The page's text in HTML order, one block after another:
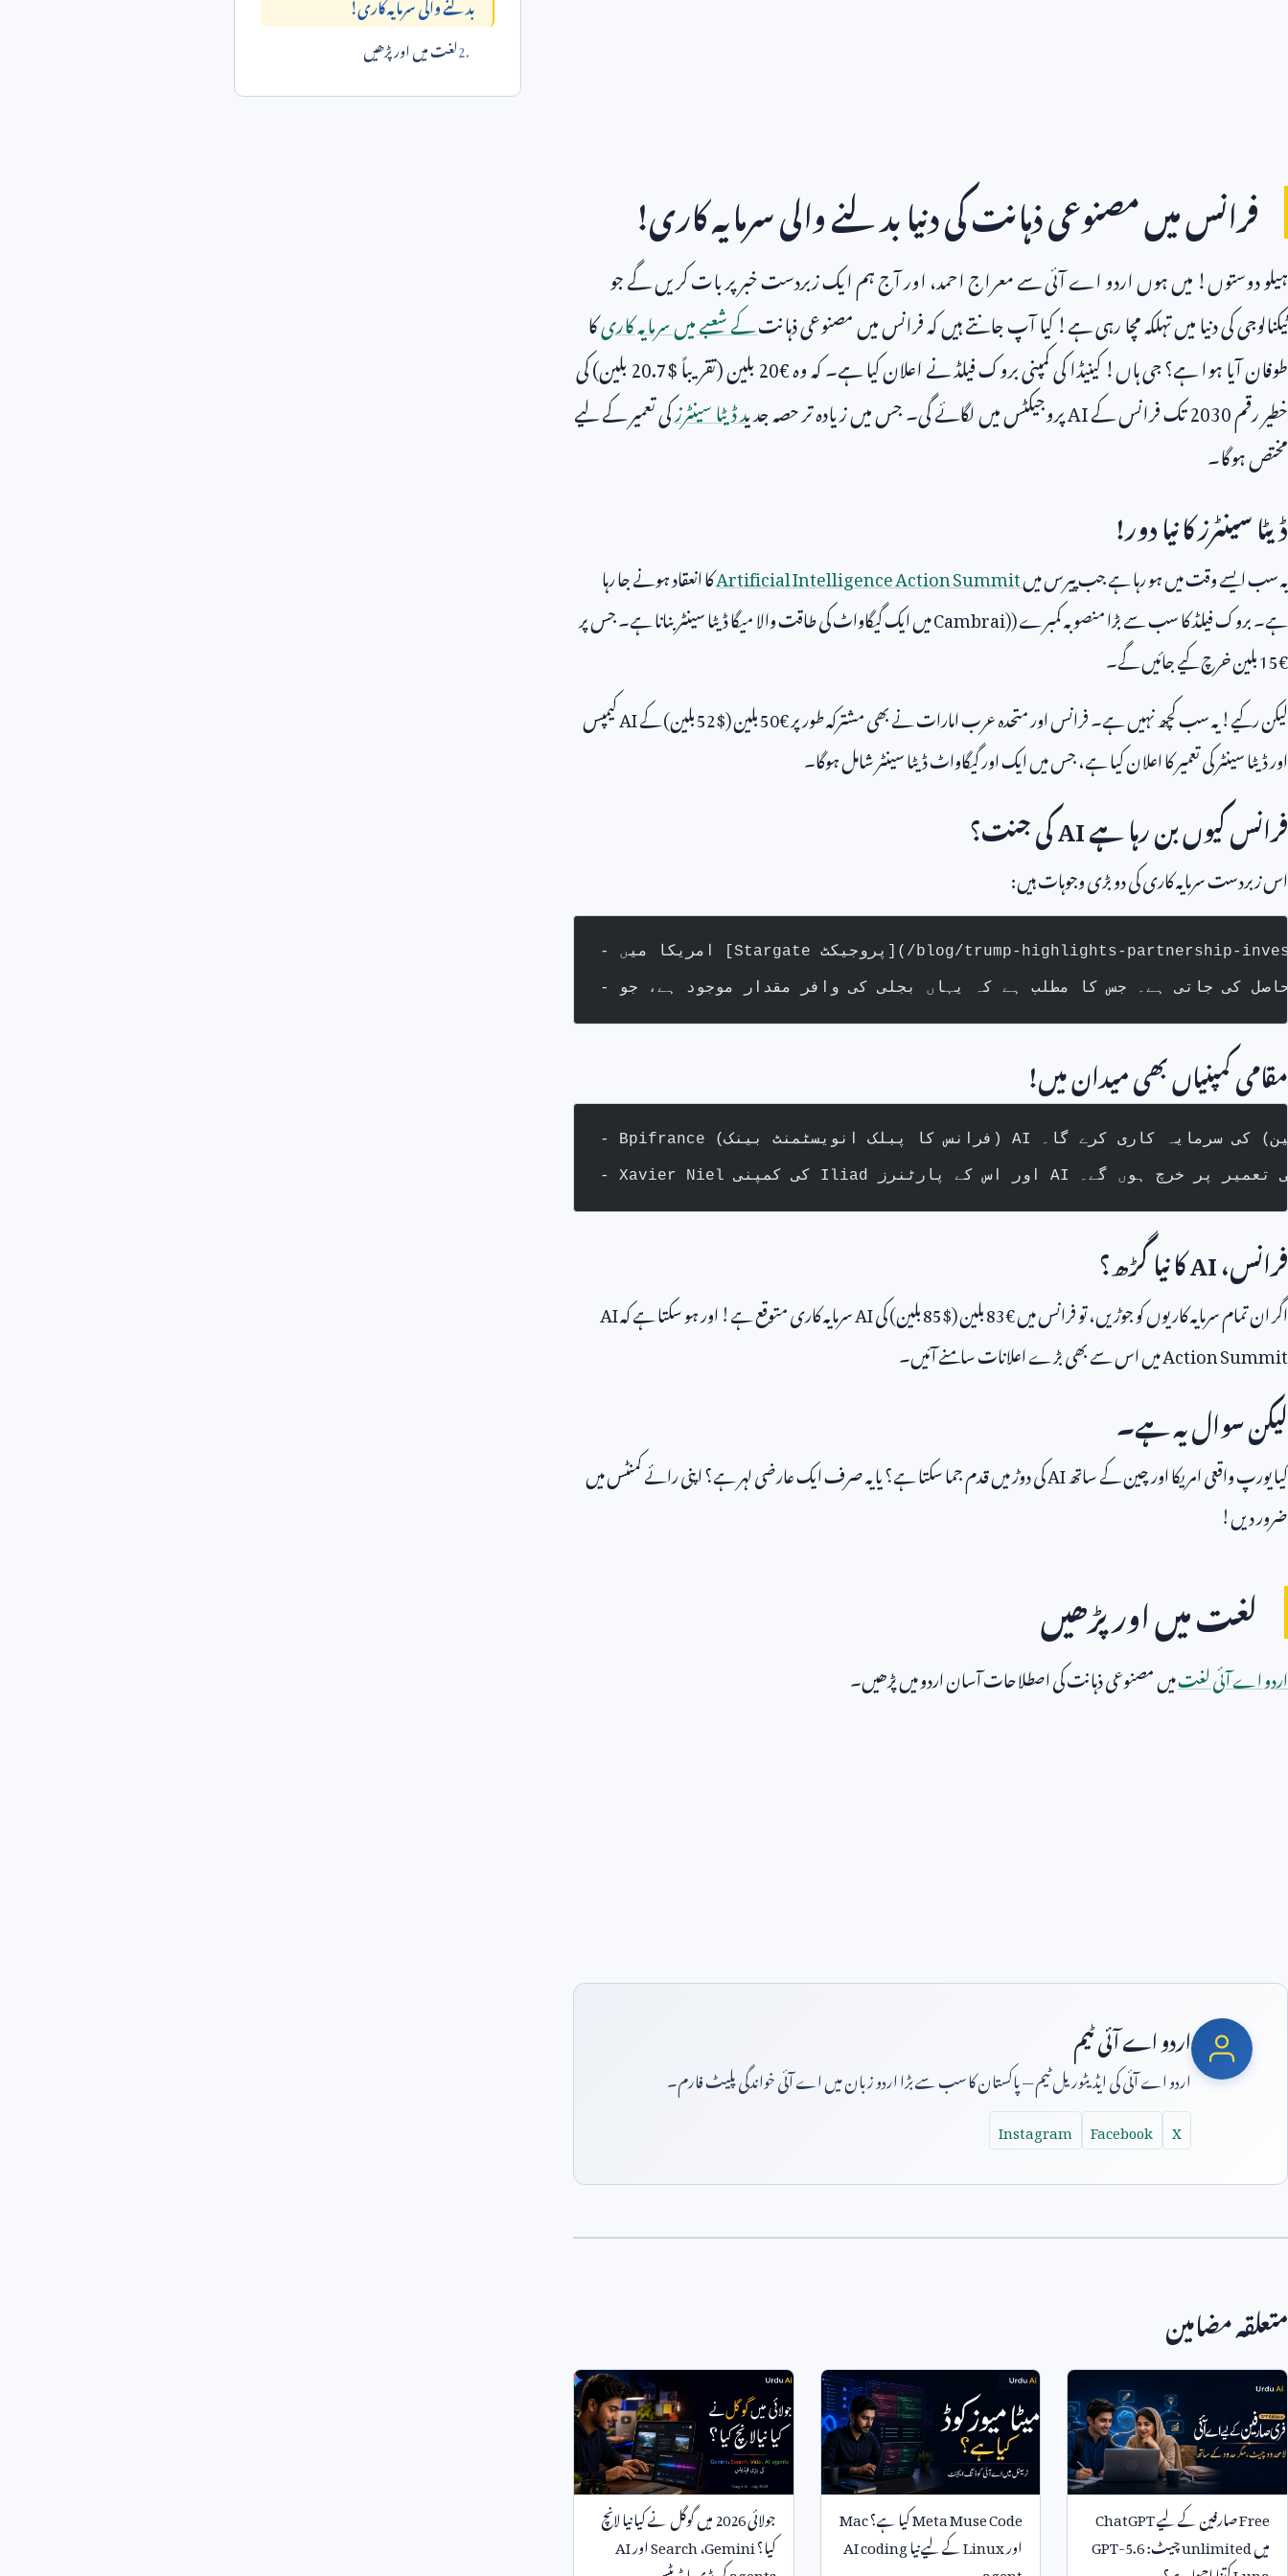
فرانس میں مصنوعی ذہانت کی دنیا بدلنے والی سرمایہ کاری!
ہیلو دوستوں! میں ہوں اردو اے آئی سے معراج احمد، اور آج ہم ایک زبردست خبر پر بات کریں گے جو
ٹیکنالوجی کی دنیا میں تہلکہ مچا رہی ہے! کیا آپ جانتے ہیں کہ فرانس میں مصنوعی ذہانتکے شعبے میں سرمایہ کاریکا
طوفان آیا ہوا ہے؟ جی ہاں! کینیڈا کی کمپنی بروک فیلڈ نے اعلان کیا ہے۔ کہ وہ €20بلین (تقریباً $20.7بلین) کی
خطیر رقم2030تک فرانس کےAIپروجیکٹس میں لگائے گی۔ جس میں زیادہ تر حصہ جدید ڈیٹا سینٹرزکی تعمیر کے لیے
مختص ہوگا۔
ڈیٹا سینٹرز کا نیا دور!
یہ سب ایسے وقت میں ہو رہا ہے جب پیرس میںArtificial Intelligence Action Summitکا انعقاد ہونے جا رہا
ہے۔ بروک فیلڈ کا سب سے بڑا منصوبہ کمبرے (Cambrai)میں ایک گیگاواٹ کی طاقت والا میگا ڈیٹا سینٹر بنانا ہے۔ جس پر
€
15بلین خرچ کیے جائیں گے۔
لیکن رکیے! یہ سب کچھ نہیں ہے۔ فرانس اور متحدہ عرب امارات نے بھی مشترکہ طور پر €50بلین ($52بلین) کےAIکیمپس
اور ڈیٹا سینٹر کی تعمیر کا اعلان کیا ہے، جس میں ایک اور گیگاواٹ ڈیٹا سینٹر شامل ہوگا۔
فرانس کیوں بن رہا ہےAIکی جنت؟
اس زبردست سرمایہ کاری کی دو بڑی وجوہات ہیں:
مقامی کمپنیاں بھی میدان میں!
فرانس،AIکا نیا گڑھ؟
اگر ان تمام سرمایہ کاریوں کو جوڑیں، تو فرانس میں €83بلین ($85بلین) کیAIسرمایہ کاری متوقع ہے! اور ہو سکتا ہے کہAI
Action Summitمیں اس سے بھی بڑے اعلانات سامنے آئیں۔
لیکن سوال یہ ہے۔
کیا یورپ واقعی امریکا اور چین کے ساتھAIکی دوڑ میں قدم جما سکتا ہے؟ یا یہ صرف ایک عارضی لہر ہے؟ اپنی رائے کمنٹس میں
ضرور دیں!
لغت میں اور پڑھیں
اردو اے آئی لغتمیں مصنوعی ذہانت کی اصطلاحات آسان اردو میں پڑھیں۔
اردو اے آئی ٹیم
اردو اے آئی کی ایڈیٹوریل ٹیم — پاکستان کا سب سے بڑا اردو زبان میں اے آئی خواندگی پلیٹ فارم۔
X
Facebook
Instagram
متعلقہ مضامین
Freeصارفین کے لیےChatGPT
میںunlimitedچیٹ:GPT-5.6
Meta Muse Codeکیا ہے؟Mac
اورLinuxکے لیے نیاAI coding
جولائی2026میں گوگل نے کیا نیا لانچ
کیا؟Gemini،SearchاورAI
لغت میں اور پڑھیں